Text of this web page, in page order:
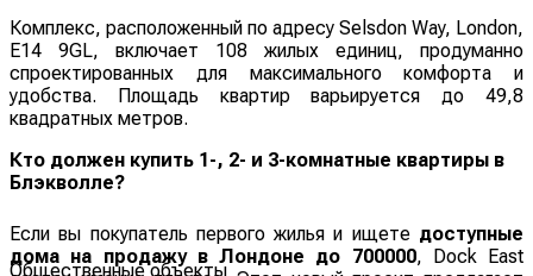
Комплекс, расположенный по адресу Selsdon Way, London,
E14 9GL, включает 108 жилых единиц, продуманно
спроектированных для максимального комфорта и
удобства. Площадь квартир варьируется до 49,8
квадратных метров.
Кто должен купить 1-, 2- и 3-комнатные квартиры в
Блэкволле?
Если вы покупатель первого жилья и ищете доступные
дома на продажу в Лондоне до 700000, Dock East
Общественные объекты